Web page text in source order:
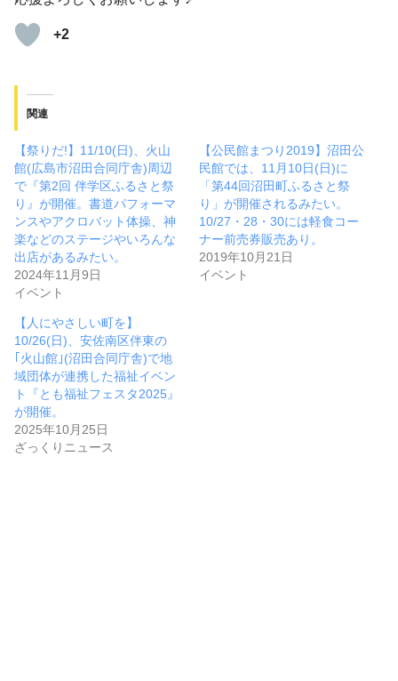
+2
関連
【祭りだ!】11/10(日)、火山
館(広島市沼田合同庁舎)周辺
で『第2回 伴学区ふるさと祭
り』が開催。書道パフォーマ
ンスやアクロバット体操、神
楽などのステージやいろんな
出店があるみたい。
2024年11月9日
イベント
【公民館まつり2019】沼田公
民館では、11月10日(日)に
「第44回沼田町ふるさと祭
り」が開催されるみたい。
10/27・28・30には軽食コー
ナー前売券販売あり。
2019年10月21日
イベント
【人にやさしい町を】
10/26(日)、安佐南区伴東の
｢火山館｣(沼田合同庁舎)で地
域団体が連携した福祉イベン
ト『とも福祉フェスタ2025』
が開催。
2025年10月25日
ざっくりニュース